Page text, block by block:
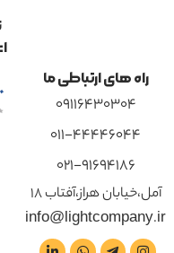
راه های ارتباطی ما
09116430304
011-44446044
021-91694186
آمل،خیابان هراز،آفتاب 18
info@lightcompany.ir